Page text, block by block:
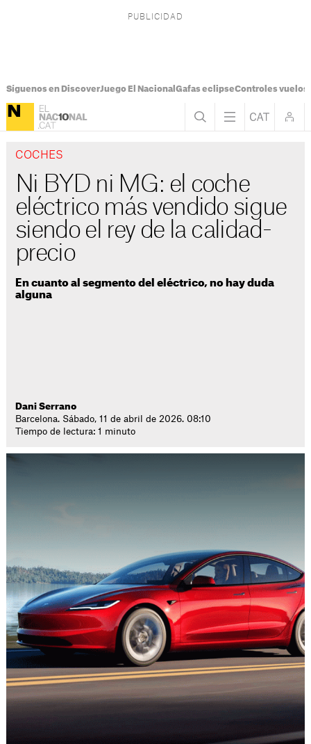
Síguenos en DiscoverJuego El Nacional Gafas eclipseControles vuelos
COCHES
Ni BYD ni MG: el coche
eléctrico más vendido sigue
siendo el rey de la calidad-
precio
En cuanto al segmento del eléctrico, no hay duda
alguna
Dani Serrano
Barcelona. Sábado, 11 de abril de 2026. 08:10
Tiempo de lectura: 1 minuto